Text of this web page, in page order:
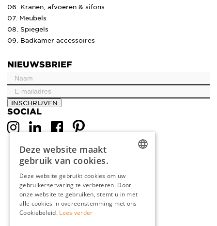
06. Kranen, afvoeren & sifons
07. Meubels
08. Spiegels
09. Badkamer accessoires
NIEUWSBRIEF
INSCHRIJVEN
SOCIAL
ENGLISH
FRENCH
Deze website maakt
gebruik van cookies.
Deze website gebruikt cookies om uw
gebruikerservaring te verbeteren. Door
onze website te gebruiken, stemt u in met
alle cookies in overeenstemming met ons
Cookiebeleid. Lees verder